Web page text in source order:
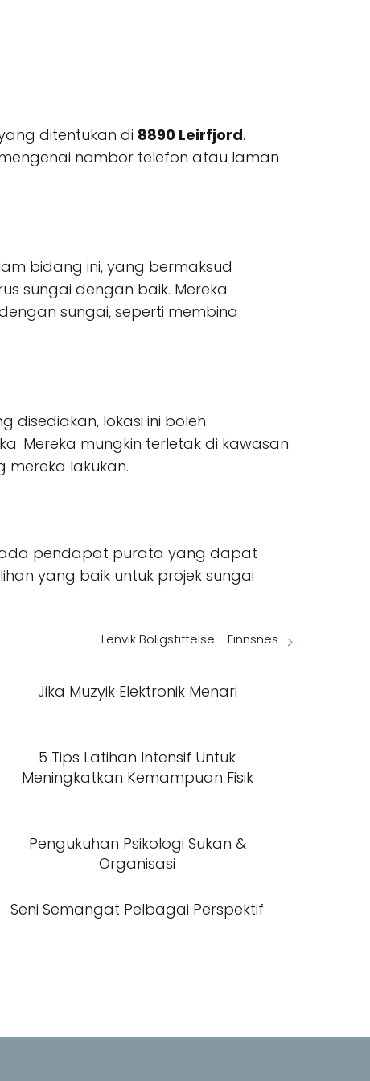
ditentukan di 8890 Leirfjord.
nombor telefon atau laman
bidang ini, yang bermaksud
sungai dengan baik. Mereka
sungai, seperti membina
disediakan, lokasi ini boleh
Mereka mungkin terletak di kawasan
mereka lakukan.
ada pendapat purata yang dapat
yang baik untuk projek sungai
Lenvik Boligstiftelse - Finnsnes
Jika Muzyik Elektronik Menari
5 Tips Latihan Intensif Untuk
Meningkatkan Kemampuan Fisik
Pengukuhan Psikologi Sukan &
Organisasi
Seni Semangat Pelbagai Perspektif